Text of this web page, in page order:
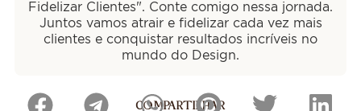
Fidelizar Clientes". Conte comigo nessa jornada.
Juntos vamos atrair e fidelizar cada vez mais
clientes e conquistar resultados incríveis no
mundo do Design.
COMPARTILHAR